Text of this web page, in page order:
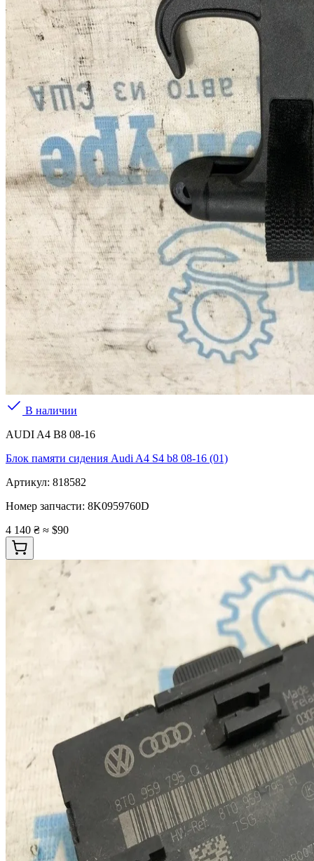
В наличии
AUDI A4 B8 08-16
Блок памяти сидения Audi A4 S4 b8 08-16 (01)
Артикул: 818582
Номер запчасти: 8K0959760D
4 140 ₴ ≈ $90